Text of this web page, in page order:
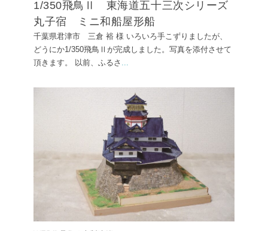
1/350飛鳥Ⅱ 東海道五十三次シリーズ
丸子宿 ミニ和船屋形船
千葉県君津市 三倉 裕 様 いろいろ手こずりましたが、
どうにか1/350飛鳥Ⅱが完成しました。写真を添付させて
頂きます。 以前、ふるさ ...